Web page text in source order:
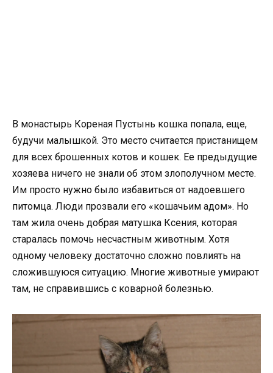
В монастырь Кореная Пустынь кошка попала, еще,
будучи малышкой. Это место считается пристанищем
для всех брошенных котов и кошек. Ее предыдущие
хозяева ничего не знали об этом злополучном месте.
Им просто нужно было избавиться от надоевшего
питомца. Люди прозвали его «кошачьим адом». Но
там жила очень добрая матушка Ксения, которая
старалась помочь несчастным животным. Хотя
одному человеку достаточно сложно повлиять на
сложившуюся ситуацию. Многие животные умирают
там, не справившись с коварной болезнью.